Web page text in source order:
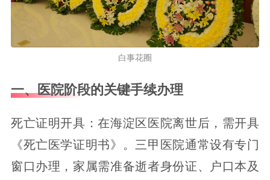
白事花圈
一、医院阶段的关键手续办理
死亡证明开具：在海淀区医院离世后，需开具
《死亡医学证明书》。三甲医院通常设有专门
窗口办理，家属需准备逝者身份证、户口本及